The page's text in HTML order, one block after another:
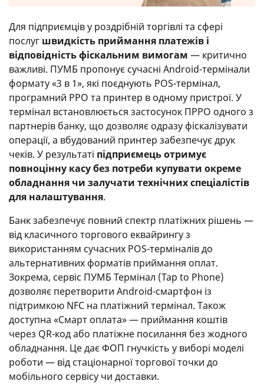
Для підприємців у роздрібній торгівлі та сфері
послуг швидкість приймання платежів і
відповідність фіскальним вимогам — критично
важливі. ПУМБ пропонує сучасні Android-термінали
формату «3 в 1», які поєднують POS-термінал,
програмний РРО та принтер в одному пристрої. У
термінал встановлюється застосунок ПРРО одного з
партнерів банку, що дозволяє одразу фіскалізувати
операції, а вбудований принтер забезпечує друк
чеків. У результаті підприємець отримує
повноцінну касу без потреби купувати окреме
обладнання чи залучати технічних спеціалістів
для налаштування.
Банк забезпечує повний спектр платіжних рішень —
від класичного торгового еквайрингу з
використанням сучасних POS-терміналів до
альтернативних форматів приймання оплат.
Зокрема, сервіс ПУМБ Термінал (Tap to Phone)
дозволяє перетворити Android-смартфон із
підтримкою NFC на платіжний термінал. Також
доступна «Смарт оплата» — приймання коштів
через QR-код або платіжне посилання без жодного
обладнання. Це дає ФОП гнучкість у виборі моделі
роботи — від стаціонарної торгової точки до
мобільного сервісу чи доставки.